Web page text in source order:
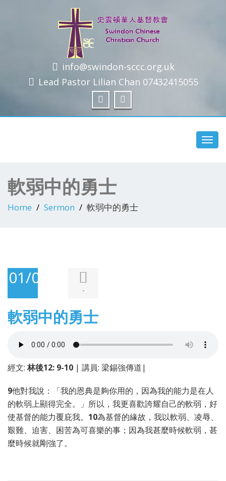
Swindon Chinese Christian Church
info@swindon-sccc.org.uk
Lead Pastor Lilian Chan 07432415055
軟弱中的勇士
Home Sermon 軟弱中的勇士
01/02/2026
-
軟弱中的勇士
經文: 林後12: 9-10 | 講員: 梁錫強傳道|
9他對我說：「我的恩典是夠你用的，因為我的能力是在人
的軟弱上顯得完全。」所以，我更喜歡誇耀自己的軟弱，好
使基督的能力覆庇我。 10為基督的緣故，我以軟弱、凌辱、
艱難、迫害、困苦為可喜樂的事；因為我甚麼時候軟弱，甚
麼時候就剛強了。